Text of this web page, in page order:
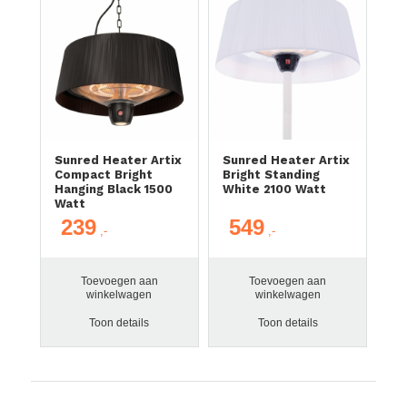
Sunred Heater Artix
Compact Bright
Hanging Black 1500
Watt
239
Toevoegen aan
winkelwagen
Toon details
Sunred Heater Artix
Bright Standing
White 2100 Watt
549
Toevoegen aan
winkelwagen
Toon details